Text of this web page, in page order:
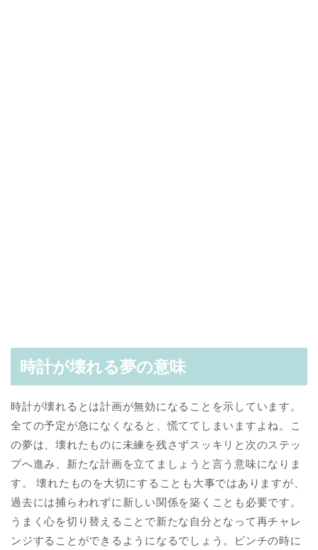
時計が壊れる夢の意味
時計が壊れるとは計画が無効になることを示しています。
全ての予定が急になくなると、慌ててしまいますよね。こ
の夢は、壊れたものに未練を残さずスッキリと次のステッ
プへ進み、新たな計画を立てましょうと言う意味になりま
す。 壊れたものを大切にすることも大事ではありますが、
過去には捕らわれずに新しい関係を築くことも必要です。
うまく心を切り替えることで新たな自分となって再チャレ
ンジすることができるようになるでしょう。ピンチの時に